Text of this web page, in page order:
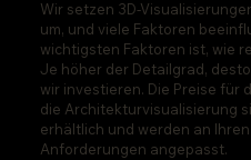
Wir setzen 3D-
um, und viele Faktoren
wichtigsten Faktoren ist, wie
Je höher der Detailgrad,
wir investieren. Die Preise für
die Architekturvisualisierung
erhältlich und werden an
Anforderungen angepasst.